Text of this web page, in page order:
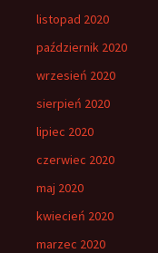
listopad 2020
październik 2020
wrzesień 2020
sierpień 2020
lipiec 2020
czerwiec 2020
maj 2020
kwiecień 2020
marzec 2020